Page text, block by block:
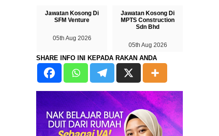
Jawatan Kosong Di
SFM Venture
05th Aug 2026
Jawatan Kosong Di
MPTS Construction
Sdn Bhd
05th Aug 2026
SHARE INFO INI KEPADA RAKAN ANDA